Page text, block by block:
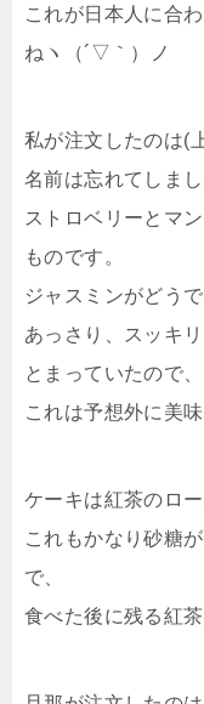
これが日本人に合
ねヽ（´▽｀）ノ
私が注文したのは(
名前は忘れてしまし
ストロベリーとマ
ものです。
ジャスミンがどう
あっさり、スッキ
とまっていたので、
これは予想外に美
ケーキは紅茶のロー
これもかなり砂糖
で、
食べた後に残る紅